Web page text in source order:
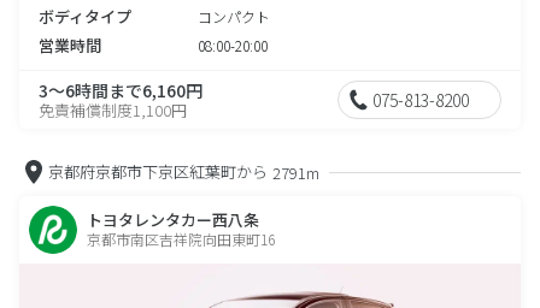
ボディタイプ コンパクト
営業時間 08:00-20:00
3～6時間まで6,160円
免責補償制度1,100円 075-813-8200
京都府京都市下京区紅葉町から 2791m
トヨタレンタカー西八条
京都市南区吉祥院向田東町16